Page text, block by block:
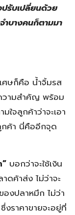
รับเปลี่ยนด้วย
ำบางคนก็ตามมา
ศษก็คือ น้ำจิ้มรส
วามสำคัญ พร้อม
จลูกค้าว่าจะเอา
กค้า นี่คืออีกจุด
บอกว่าจะใช้เงิน
ค้าส่ง ไม่ว่าจะ
งปลาหมึก ไม่ว่า
ราคาขายจะอยู่ที่